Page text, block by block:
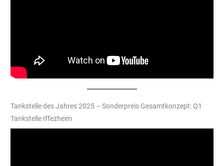
Tankstelle des Jahres 2025 – Sonderpreis Gesamtkonzept: Q1
Tankstelle Iffezheim